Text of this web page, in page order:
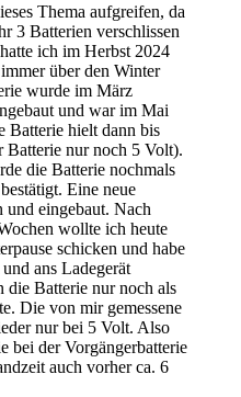
Thema aufgreifen, da
3 Batterien verschlissen
ich im Herbst 2024
über den Winter
wurde im März
und war im Mai
Batterie hielt dann bis
Batterie nur noch 5 Volt).
die Batterie nochmals
Eine neue
und eingebaut. Nach
wollte ich heute
schicken und habe
ans Ladegerät
die Batterie nur noch als
Die von mir gemessene
nur bei 5 Volt. Also
bei der Vorgängerbatterie
auch vorher ca. 6